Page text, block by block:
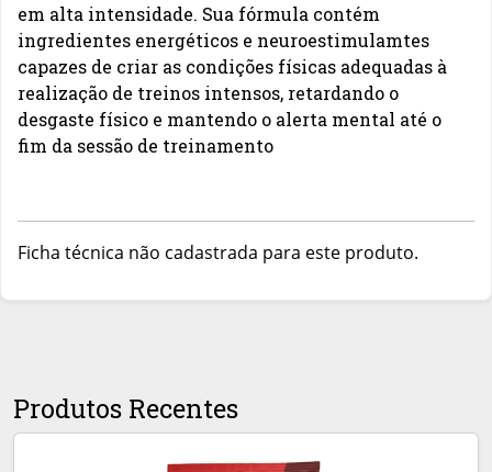
em alta intensidade. Sua fórmula contém
ingredientes energéticos e neuroestimulamtes
capazes de criar as condições físicas adequadas à
realização de treinos intensos, retardando o
desgaste físico e mantendo o alerta mental até o
fim da sessão de treinamento
Ficha técnica não cadastrada para este produto.
Produtos Recentes